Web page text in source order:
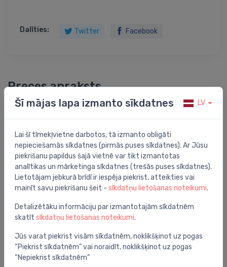
Dalīties: Twitter Facebook
Preces apraksts
termostatiskais elements 60°C
Jums varētu arī interesēt
Šī mājas lapa izmanto sīkdatnes LV
Lai šī tīmekļvietne darbotos, tā izmanto obligāti
nepieciešamās sīkdatnes (pirmās puses sīkdatnes). Ar Jūsu
piekrišanu papildus šajā vietnē var tikt izmantotas
analītikas un mārketinga sīkdatnes (trešās puses sīkdatnes).
Lietotājam jebkurā brīdī ir iespēja piekrist, atteikties vai
mainīt savu piekrišanu šeit - sīkdatņu lietošanas noteikumi.
Detalizētāku informāciju par izmantotajām sīkdatnēm
skatīt sīkdatņu lietošanas noteikumi.
Jūs varat piekrist visām sīkdatnēm, noklikšķinot uz pogas
“Piekrist sīkdatnēm” vai noraidīt, noklikšķinot uz pogas
“Nepiekrist sīkdatnēm”